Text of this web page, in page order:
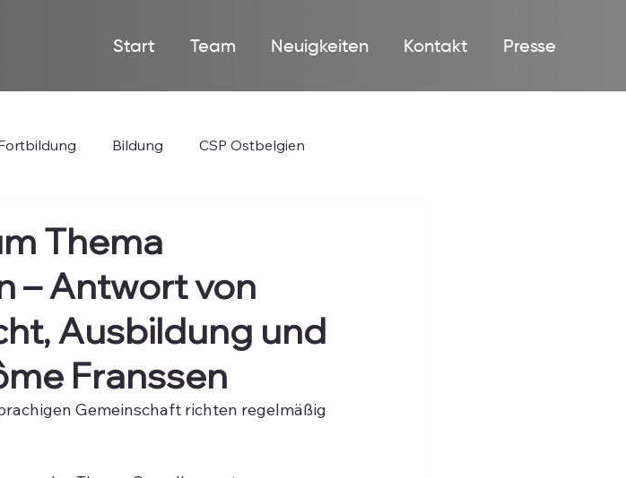
Start Team Neuigkeiten Kontakt Presse
Bildung CSP Ostbelgien
Thema
– Antwort von
Ausbildung und
Franssen
Gemeinschaft richten regelmäßig